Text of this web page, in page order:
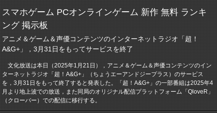
スマホゲーム PCオンラインゲーム 新作 無料 ランキ
ング 掲示板
アニメ＆ゲーム＆声優コンテンツのインターネットラジオ「超！
A&G+」，3月31日をもってサービスを終了
文化放送は本日（2025年1月21日），アニメ＆ゲーム＆声優コンテンツのイン
ターネットラジオ「超！A&G+」（ちょうエーアンドジープラス）のサービス
を，3月31日をもって終了すると発表した。「超！A&G+」の一部番組は2025年4
月より地上波での放送，また同局のオリジナル配信プラットフォーム「QloveR」
（クローバー）での配信に移行する。